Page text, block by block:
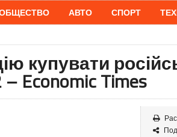
АВТО СПОРТ
купувати
Economic Times